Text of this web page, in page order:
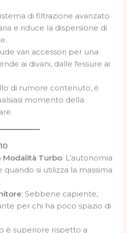
di filtrazione avanzato
e riduce la dispersione di
vari accessori per una
ai divani, dalle fessure ai
di rumore contenuto, è
momento della
Modalità Turbo: L’autonomia
si utilizza la massima
: Sebbene capiente,
per chi ha poco spazio di
è superiore rispetto a